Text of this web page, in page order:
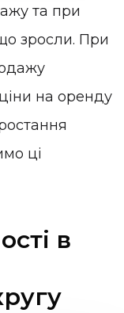
та при
зросли. При
на оренду
ці
в